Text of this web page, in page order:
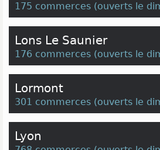
175 commerces (ouverts le
Lons Le Saunier
176 commerces (ouverts le
Lormont
301 commerces (ouverts le
Lyon